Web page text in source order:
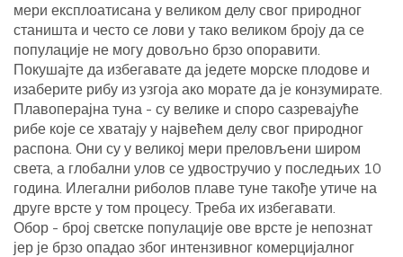
мери експлоатисана у великом делу свог природног
станишта и често се лови у тако великом броју да се
популације не могу довољно брзо опоравити.
Покушајте да избегавате да једете морске плодове и
изаберите рибу из узгоја ако морате да је конзумирате.
Плавоперајна туна - су велике и споро сазревајуће
рибе које се хватају у највећем делу свог природног
распона. Они су у великој мери преловљени широм
света, а глобални улов се удвостручио у последњих 10
година. Илегални риболов плаве туне такође утиче на
друге врсте у том процесу. Треба их избегавати.
Обор - број светске популације ове врсте је непознат
јер је брзо опадао због интензивног комерцијалног